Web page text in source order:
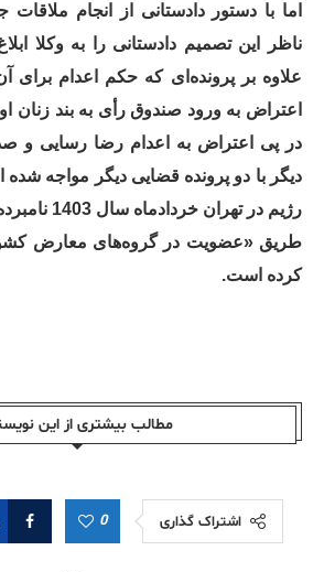
اما با دستور دادستانی از انجام ملاقات
ناظر این تصمیم دادستانی را به وکلا
علاوه بر پرونده‌ای که حکم اعدام برای
اعتراض به ورود صندوق رأی به بند زنان
در پی اعتراض به اعدام رضا رسایی و
رژیم در تهران
طریق «عضویت در گروه‌های معارض
کرده است.
مطالب بیشتری از این
اشتراک گذاری 0